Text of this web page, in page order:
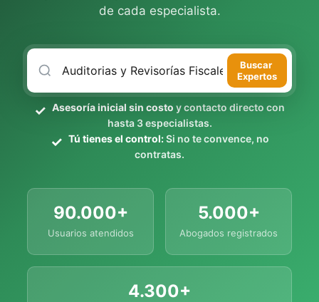
de cada especialista.
Buscar
Expertos
Asesoría inicial sin costo y contacto directo con
hasta 3 especialistas.
Tú tienes el control:Si no te convence, no
contratas.
90.000+
Usuarios atendidos
5.000+
Abogados registrados
4.300+